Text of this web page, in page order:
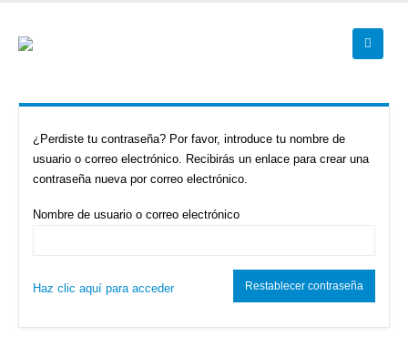
¿Perdiste tu contraseña? Por favor, introduce tu nombre de
usuario o correo electrónico. Recibirás un enlace para crear una
contraseña nueva por correo electrónico.
Nombre de usuario o correo electrónico
Haz clic aquí para acceder Restablecer contraseña